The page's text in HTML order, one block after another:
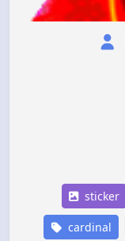
sticker
cardinal